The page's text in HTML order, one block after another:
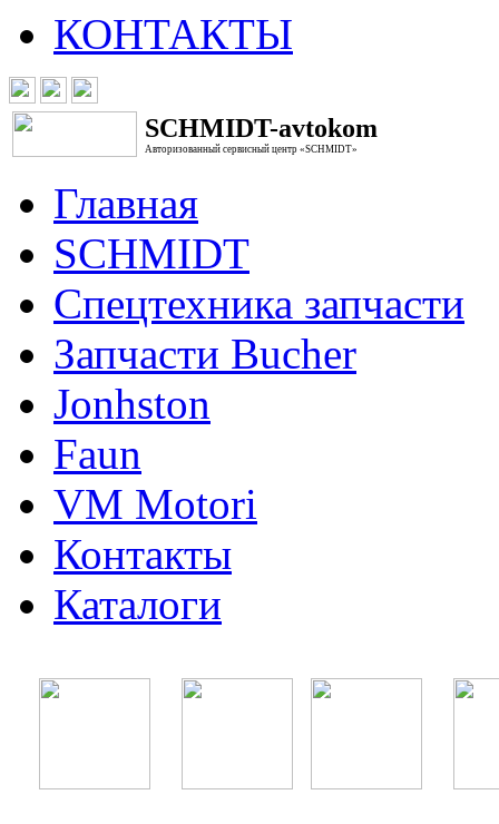
КОНТАКТЫ
SCHMIDT-avtokom
Авторизованный сервисный центр «SCHMIDT»
Главная
SCHMIDT
Спецтехника запчасти
Запчасти Bucher
Jonhston
Faun
VM Motori
Контакты
Каталоги